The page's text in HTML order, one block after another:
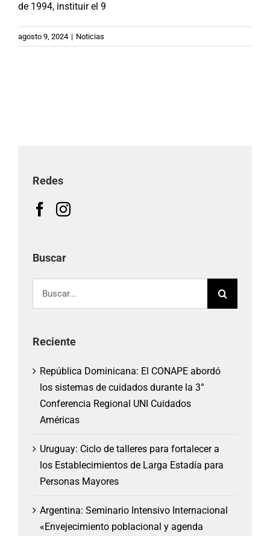
de 1994, instituir el 9
agosto 9, 2024 | Noticias
Redes
Buscar
Reciente
República Dominicana: El CONAPE abordó
los sistemas de cuidados durante la 3°
Conferencia Regional UNI Cuidados
Américas
Uruguay: Ciclo de talleres para fortalecer a
los Establecimientos de Larga Estadía para
Personas Mayores
Argentina: Seminario Intensivo Internacional
«Envejecimiento poblacional y agenda